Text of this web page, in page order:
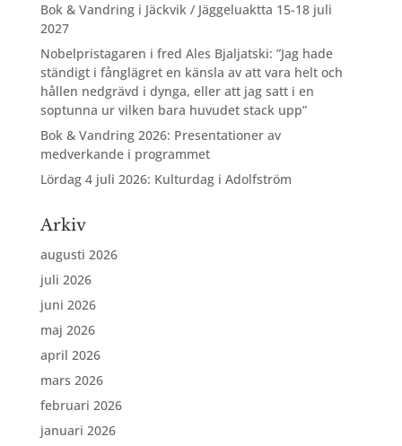
Bok & Vandring i Jäckvik / Jäggeluaktta 15-18 juli
2027
Nobelpristagaren i fred Ales Bjaljatski: ”Jag hade
ständigt i fånglägret en känsla av att vara helt och
hållen nedgrävd i dynga, eller att jag satt i en
soptunna ur vilken bara huvudet stack upp”
Bok & Vandring 2026: Presentationer av
medverkande i programmet
Lördag 4 juli 2026: Kulturdag i Adolfström
Arkiv
augusti 2026
juli 2026
juni 2026
maj 2026
april 2026
mars 2026
februari 2026
januari 2026